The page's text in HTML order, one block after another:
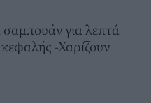
για λεπτά
-Χαρίζουν